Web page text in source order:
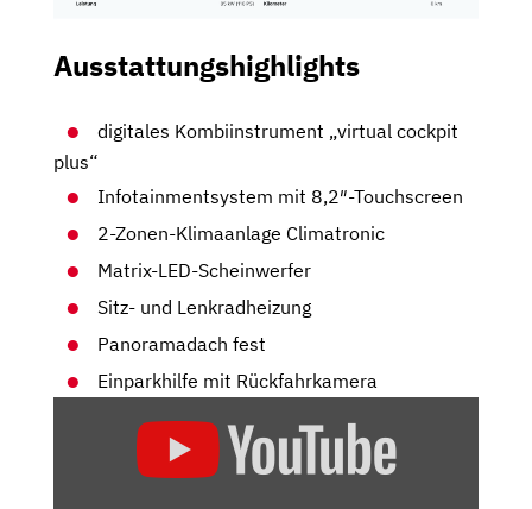
Ausstattungshighlights
digitales Kombiinstrument „virtual cockpit
plus“
Infotainmentsystem mit 8,2″-Touchscreen
2-Zonen-Klimaanlage Climatronic
Matrix-LED-Scheinwerfer
Sitz- und Lenkradheizung
Panoramadach fest
Einparkhilfe mit Rückfahrkamera